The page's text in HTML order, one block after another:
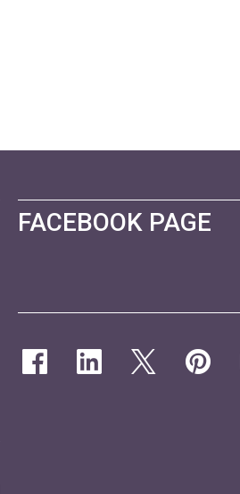
FACEBOOK PAGE